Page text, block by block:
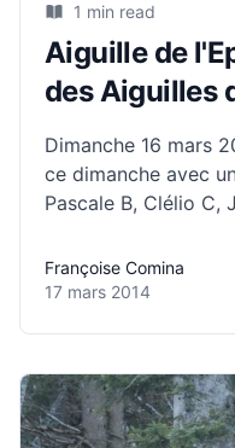
1 min read
Aiguille de
des Aiguilles
Dimanche 16 mars 2014, Une très belle
ce dimanche avec
Pascale B, Clélio C,
l’Epaisseur dans le
Départ très matinal
Françoise Comina
17 mars 2014